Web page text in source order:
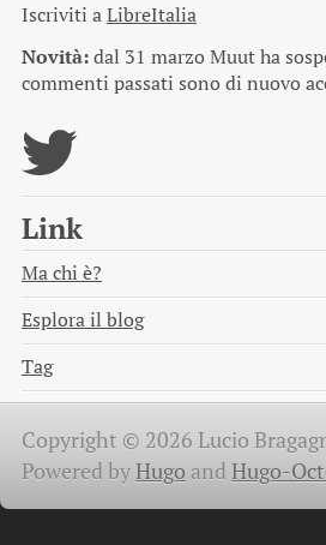
Iscriviti aLibreItalia
Novità:dal 31 marzo Muut ha
commenti passati sono di nuovo
Link
Ma chi è?
Esplora il blog
Tag
Copyright © 2026 Lucio
Powered byHugo and Hugo-